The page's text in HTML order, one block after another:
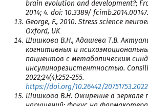
brain evolution and development?;
2014; 4. doi: 10.3389/ fcimb.2014.00147.
George, F., 2010. Stress science
Oxford, UK
Шишкова В.Н., Адашева Т.В.
когнитивных и
пациентов с метаболическим
инсулинорезистентностью.
2022;24(4):252-255.
https://doi.org/10.26442/
Шишкова В.Н. Ожирение в зеркале